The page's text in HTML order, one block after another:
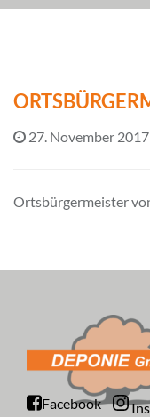
27. November 2017
Ortsbürgermeister
Facebook